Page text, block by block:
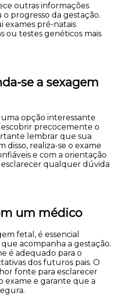
outras informações
progresso da gestação.
exames pré-natais
ou testes genéticos mais
se a sexagem
opção interessante
precocemente o
lembrar que sua
disso, realiza-se o exame
e com a orientação
qualquer dúvida
um médico
fetal, é essencial
acompanha a gestação.
é adequado para o
dos futuros pais. O
fonte para esclarecer
exame e garante que a